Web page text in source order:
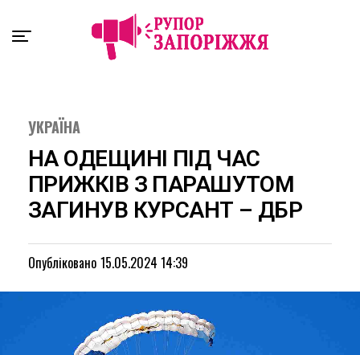
УКРАЇНА
НА ОДЕЩИНІ ПІД ЧАС
ПРИЖКІВ З ПАРАШУТОМ
ЗАГИНУВ КУРСАНТ – ДБР
Опубліковано 15.05.2024 14:39
Exit mobile version